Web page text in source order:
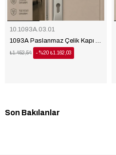
10.1093A.03.01
%20 ₺1.162,03
₺1.452,54
Son Bakılanlar